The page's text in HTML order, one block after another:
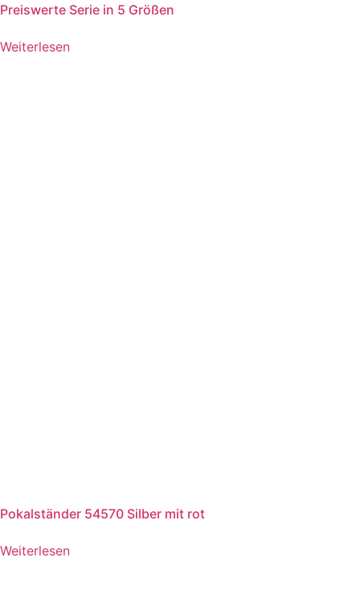
Preiswerte Serie in 5 Größen
Weiterlesen
Pokalständer 54570 Silber mit rot
Weiterlesen